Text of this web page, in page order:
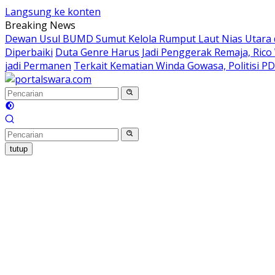
Langsung ke konten
Breaking News
Dewan Usul BUMD Sumut Kelola Rumput Laut Nias
Diperbaiki Duta Genre Harus Jadi Penggerak Remaja,
jadi Permanen Terkait Kematian Winda Gowasa, Politisi
tutup